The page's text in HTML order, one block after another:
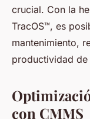
crucial. Con la
TracOS™, es
mantenimiento,
productividad
con CMMS